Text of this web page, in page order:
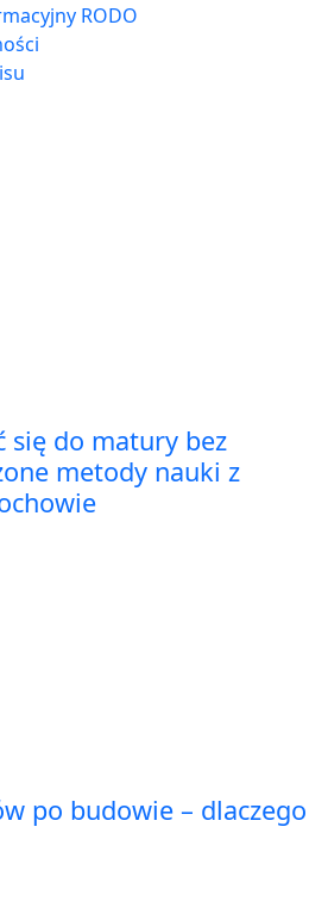
RODO
się do matury bez
metody nauki z
po budowie – dlaczego